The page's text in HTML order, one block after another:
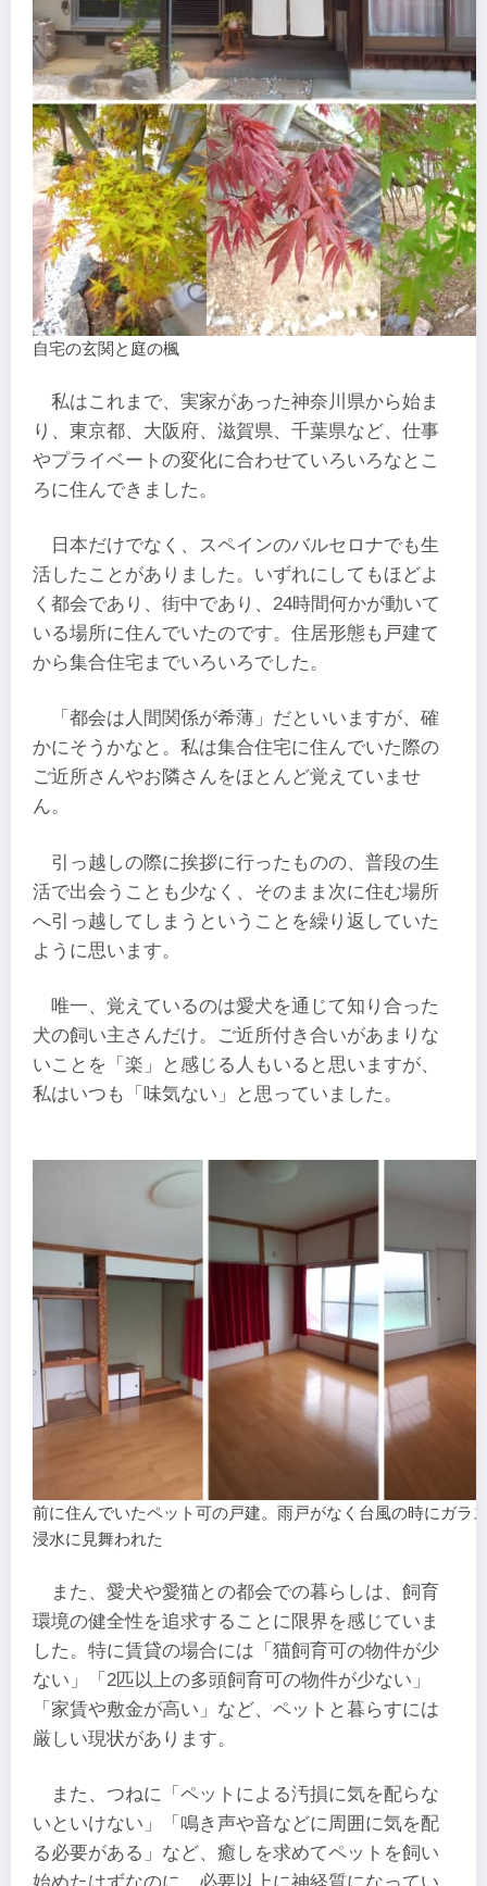
自宅の玄関と庭の楓
私はこれまで、実家があった神奈川県から始ま
り、東京都、大阪府、滋賀県、千葉県など、仕事
やプライベートの変化に合わせていろいろなとこ
ろに住んできました。
日本だけでなく、スペインのバルセロナでも生
活したことがありました。いずれにしてもほどよ
く都会であり、街中であり、24時間何かが動いて
いる場所に住んでいたのです。住居形態も戸建て
から集合住宅までいろいろでした。
「都会は人間関係が希薄」だといいますが、確
かにそうかなと。私は集合住宅に住んでいた際の
ご近所さんやお隣さんをほとんど覚えていませ
ん。
引っ越しの際に挨拶に行ったものの、普段の生
活で出会うことも少なく、そのまま次に住む場所
へ引っ越してしまうということを繰り返していた
ように思います。
唯一、覚えているのは愛犬を通じて知り合った
犬の飼い主さんだけ。ご近所付き合いがあまりな
いことを「楽」と感じる人もいると思いますが、
私はいつも「味気ない」と思っていました。
前に住んでいたペット可の戸建。雨戸がなく台風の時にガラ
浸水に見舞われた
また、愛犬や愛猫との都会での暮らしは、飼育
環境の健全性を追求することに限界を感じていま
した。特に賃貸の場合には「猫飼育可の物件が少
ない」「2匹以上の多頭飼育可の物件が少ない」
「家賃や敷金が高い」など、ペットと暮らすには
厳しい現状があります。
また、つねに「ペットによる汚損に気を配らな
いといけない」「鳴き声や音などに周囲に気を配
る必要がある」など、癒しを求めてペットを飼い